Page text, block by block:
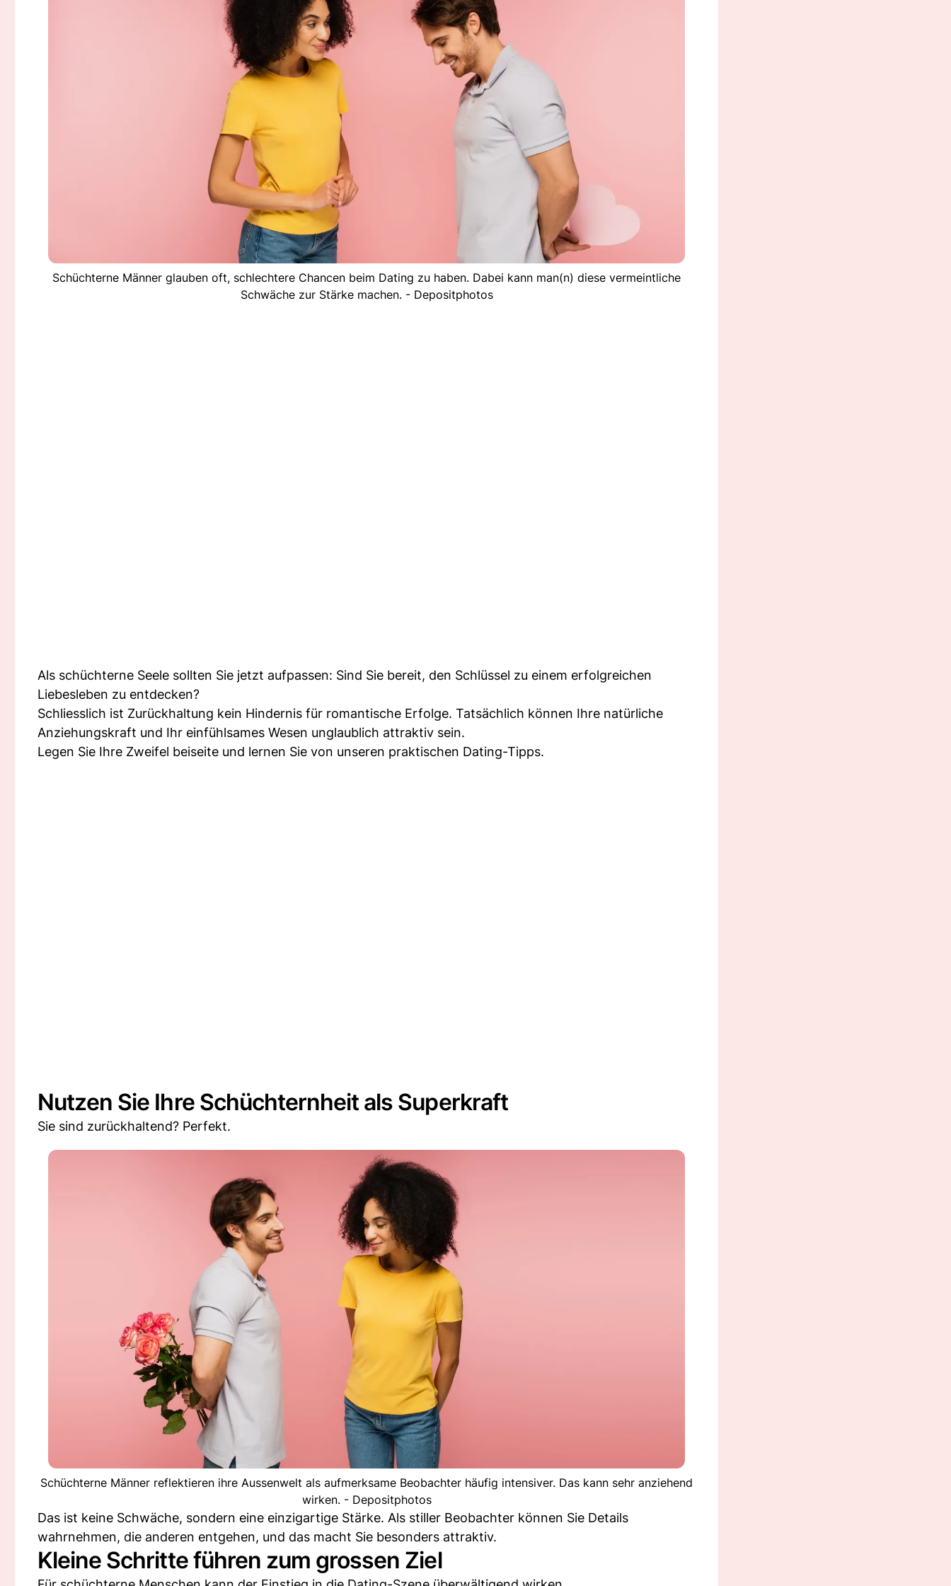
Schüchterne Männer glauben oft, schlechtere Chancen beim Dating zu haben. Dabei kann man(n) diese vermeintliche
Schwäche zur Stärke machen. - Depositphotos
Als schüchterne Seele sollten Sie jetzt aufpassen: Sind Sie bereit, den Schlüssel zu einem erfolgreichen
Liebesleben zu entdecken?
Schliesslich ist Zurückhaltung kein Hindernis für romantische Erfolge. Tatsächlich können Ihre natürliche
Anziehungskraft und Ihr einfühlsames Wesen unglaublich attraktiv sein.
Legen Sie Ihre Zweifel beiseite und lernen Sie von unseren praktischen Dating-Tipps.
Nutzen Sie Ihre Schüchternheit als Superkraft
Sie sind zurückhaltend? Perfekt.
Schüchterne Männer reflektieren ihre Aussenwelt als aufmerksame Beobachter häufig intensiver. Das kann sehr anziehend
wirken. - Depositphotos
Das ist keine Schwäche, sondern eine einzigartige Stärke. Als stiller Beobachter können Sie Details
wahrnehmen, die anderen entgehen, und das macht Sie besonders attraktiv.
Kleine Schritte führen zum grossen Ziel